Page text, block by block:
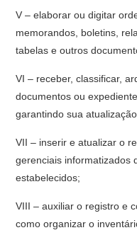
V – elaborar ou digitar
memorandos, boletins,
tabelas e outros
VI – receber, classificar,
documentos ou
garantindo sua
VII – inserir e atualizar o
gerenciais informatizados
estabelecidos;
VIII – auxiliar o registro e
como organizar o